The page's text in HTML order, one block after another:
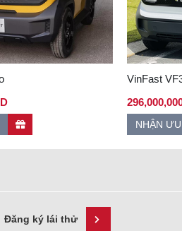
VinFast
NHẬN
Đăng ký lái thử